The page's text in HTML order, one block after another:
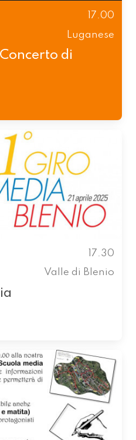
17.00
Luganese
di
17.30
Valle di Blenio